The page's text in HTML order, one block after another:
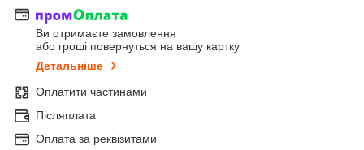
Ви отримаєте замовлення
або гроші повернуться на вашу картку
Детальніше
Оплатити частинами
Післяплата
Оплата за реквізитами